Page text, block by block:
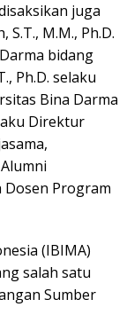
juga
M.M., Ph.D.
bidang
Ph.D. selaku
Bina Darma
Direktur
Program
(IBIMA)
salah satu
Sumber